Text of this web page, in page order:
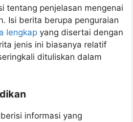
tentang penjelasan mengenai
Isi berita berupa penguraian
lengkap yang disertai dengan
jenis ini biasanya relatif
dituliskan dalam
informasi yang